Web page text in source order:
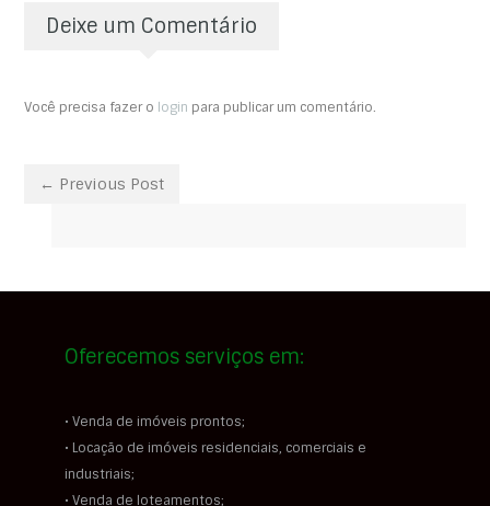
Deixe um Comentário
Você precisa fazer o login para publicar um comentário.
← Previous Post
Oferecemos serviços em:
• Venda de imóveis prontos;
• Locação de imóveis residenciais, comerciais e
industriais;
• Venda de loteamentos;